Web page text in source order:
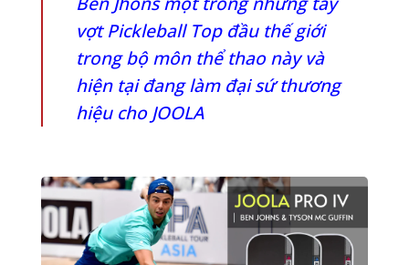
vợt Pickleball Top đầu thế giới
trong bộ môn thể thao này và
hiện tại đang làm đại sứ thương
hiệu cho JOOLA